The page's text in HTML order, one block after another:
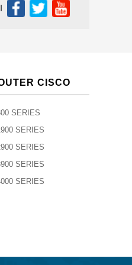
CISCO
SERIES
SERIES
SERIES
SERIES
SERIES